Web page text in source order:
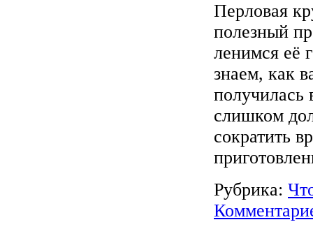
Перловая
полезный
ленимся её
знаем, как
получилась
слишком
сократить
Рубрика: